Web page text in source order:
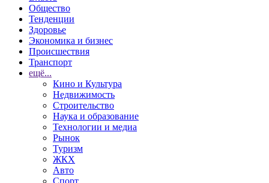
Общество
Тенденции
Здоровье
Экономика и бизнес
Происшествия
Транспорт
ещё...
Кино и Культура
Недвижимость
Строительство
Наука и образование
Технологии и медиа
Рынок
Туризм
ЖКХ
Авто
Спорт